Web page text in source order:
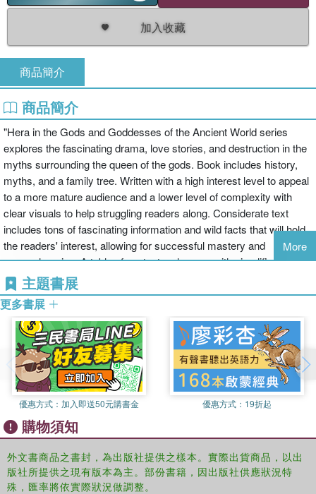
加入收藏
商品簡介
商品簡介
"Hera in the Gods and Goddesses of the Ancient World series
explores the fascinating drama, love stories, and destruction in the
myths surrounding the queen of the gods. Book includes history,
myths, and a family tree. Written with a high interest level to appeal
to a more mature audience and a lower level of complexity with
clear visuals to help struggling readers along. Considerate text
includes tons of fascinating information and wild facts that will hold
the readers' interest, allowing for successful mastery and
comprehension. A table of contents, glossary with simplified
pronunciations, and index all enhance comprehension."-- Provided
by publisher.
More
主題書展
更多書展
優惠方式： 加入即送50元購書金 優惠方式： 19折起
購物須知
外文書商品之書封，為出版社提供之樣本。實際出貨商品，以出
版社所提供之現有版本為主。部份書籍，因出版社供應狀況特
殊，匯率將依實際狀況做調整。